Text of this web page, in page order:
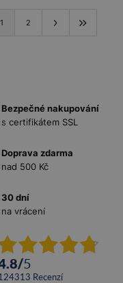
1 2
Bezpečné nakupování
s certifikátem SSL
Doprava zdarma
nad 500 Kč
30 dní
na vrácení
/5
recenzí